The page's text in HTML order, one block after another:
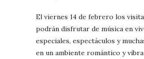
El viernes 14 de febrero los
podrán disfrutar de música en
especiales, espectáculos y
en un ambiente romántico y